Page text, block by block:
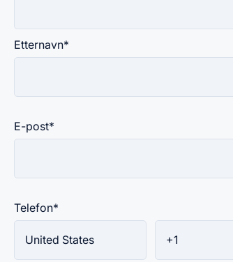
Etternavn*
E-post*
Telefon*